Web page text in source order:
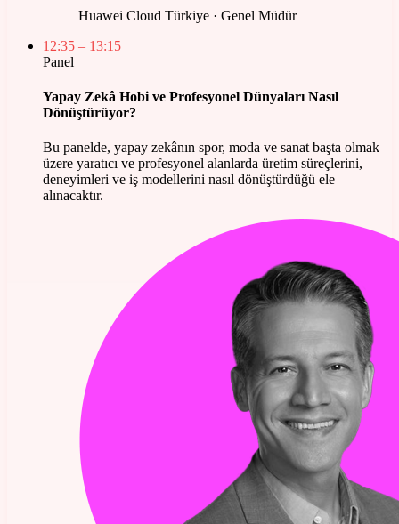
Huawei Cloud Türkiye · Genel Müdür
12:35 – 13:15
Panel
Yapay Zekâ Hobi ve Profesyonel Dünyaları Nasıl
Dönüştürüyor?
Bu panelde, yapay zekânın spor, moda ve sanat başta olmak
üzere yaratıcı ve profesyonel alanlarda üretim süreçlerini,
deneyimleri ve iş modellerini nasıl dönüştürdüğü ele
alınacaktır.